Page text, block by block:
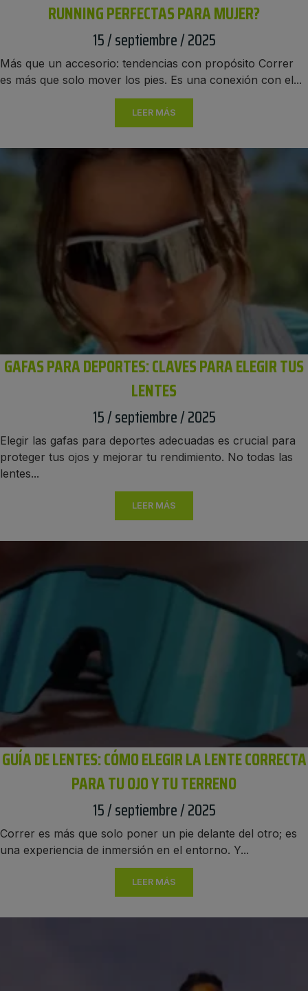
RUNNING PERFECTAS PARA MUJER?
15 / septiembre / 2025
Más que un accesorio: tendencias con propósito Correr
es más que solo mover los pies. Es una conexión con el...
LEER MÁS
GAFAS PARA DEPORTES: CLAVES PARA ELEGIR TUS
LENTES
15 / septiembre / 2025
Elegir las gafas para deportes adecuadas es crucial para
proteger tus ojos y mejorar tu rendimiento. No todas las
lentes...
LEER MÁS
GUÍA DE LENTES: CÓMO ELEGIR LA LENTE CORRECTA
PARA TU OJO Y TU TERRENO
15 / septiembre / 2025
Correr es más que solo poner un pie delante del otro; es
una experiencia de inmersión en el entorno. Y...
LEER MÁS